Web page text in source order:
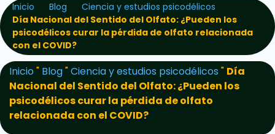
Inicio Blog
Ciencia y estudios psicodélicos
Día Nacional del Sentido del Olfato: ¿Pueden los
psicodélicos curar la pérdida de olfato relacionada
con el COVID?
Inicio" Blog"Ciencia y estudios psicodélicos " Día
Nacional del Sentido del Olfato: ¿Pueden los
psicodélicos curar la pérdida de olfato
relacionada con el COVID?